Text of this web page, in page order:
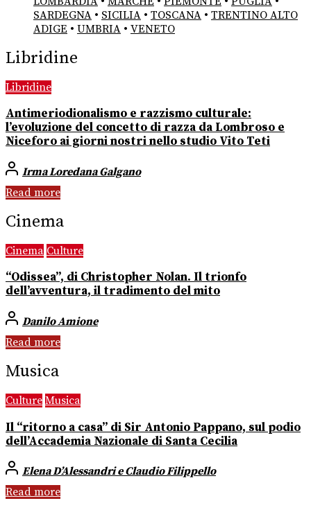
SARDEGNA • SICILIA • TOSCANA • TRENTINO ALTO
ADIGE • UMBRIA • VENETO
Libridine
Libridine
Antimeriodionalismo e razzismo culturale:
l’evoluzione del concetto di razza da Lombroso e
Niceforo ai giorni nostri nello studio Vito Teti
Irma Loredana Galgano
Read more
Cinema
Cinema Culture
“Odissea”, di Christopher Nolan. Il trionfo
dell’avventura, il tradimento del mito
Danilo Amione
Read more
Musica
Culture Musica
Il “ritorno a casa” di Sir Antonio Pappano, sul podio
dell’Accademia Nazionale di Santa Cecilia
Elena D’Alessandri e Claudio Filippello
Read more